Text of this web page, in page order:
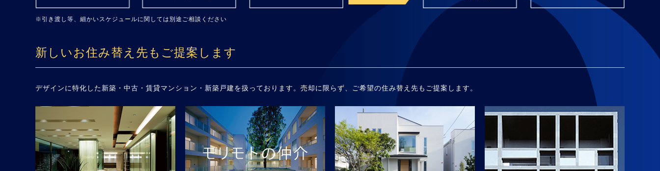
※引き渡し等、細かいスケジュールに関しては別途ご相談ください
新しいお住み替え先もご提案します
デザインに特化した新築・中古・賃貸マンション・新築戸建を扱っております。売却に限らず、ご希望の住み替え先もご提案します。